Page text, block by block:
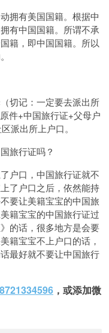
拥有美国国籍。根据中
有中国国籍。所谓不承
籍，即中国国籍。所以
切记：一定要去派出所
件+中国旅行证+父母户
派出所上户口。
旅行证吗？
户口，中国旅⾏证就不
了户口之后，依然能持
要让美籍宝宝的中国旅
籍宝宝的中国旅行证过
的话，很多地方是会要
籍宝宝不上户⼝的话，
最好就不要让中国旅⾏
，或添加微